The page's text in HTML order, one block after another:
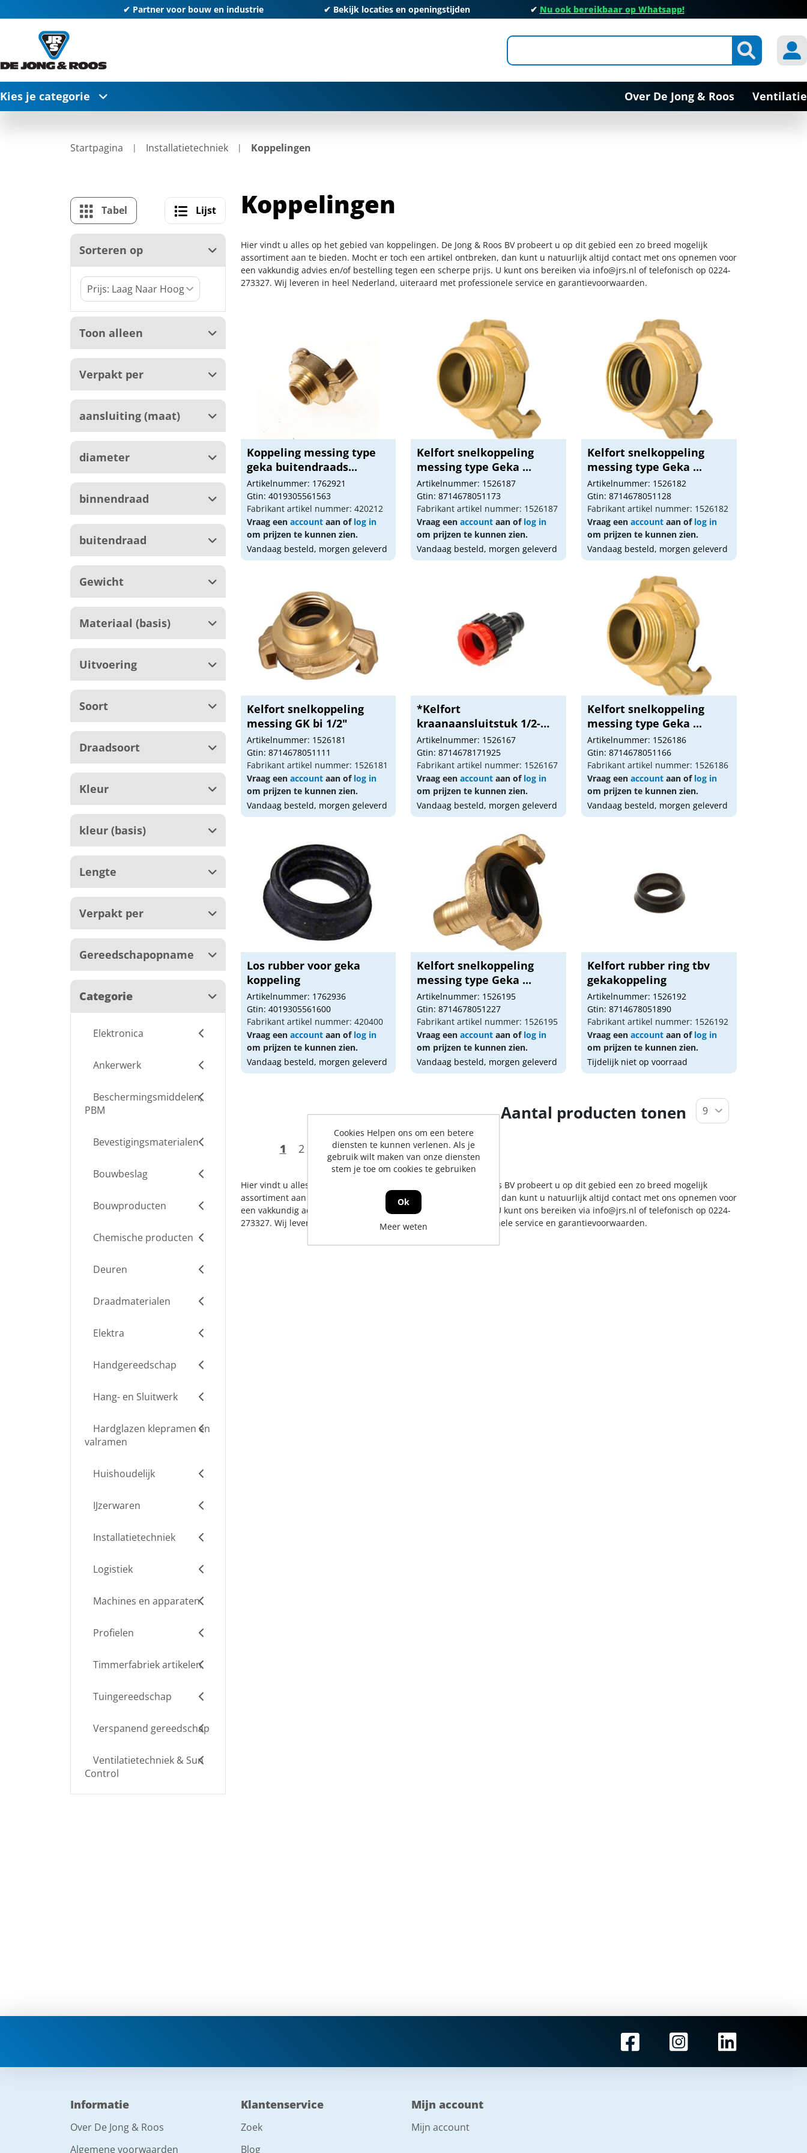
✔ Partner voor bouw en industrie ✔ Bekijk locaties en openingstijden ✔ Nu ook bereikbaar op Whatsapp!
Kies je categorie Over De Jong & Roos Ventilatie
Startpagina Installatietechniek Koppelingen
Tabel Lijst
Sorteren op
Toon alleen
Verpakt per
aansluiting (maat)
diameter
binnendraad
buitendraad
Gewicht
Materiaal (basis)
Uitvoering
Soort
Draadsoort
Kleur
kleur (basis)
Lengte
Verpakt per
Gereedschapopname
Categorie
Elektronica
Ankerwerk
Beschermingsmiddelen,
PBM
Bevestigingsmaterialen
Bouwbeslag
Bouwproducten
Chemische producten
Deuren
Draadmaterialen
Elektra
Handgereedschap
Hang- en Sluitwerk
Hardglazen klepramen en
valramen
Huishoudelijk
IJzerwaren
Installatietechniek
Logistiek
Machines en apparaten
Profielen
Timmerfabriek artikelen
Tuingereedschap
Verspanend gereedschap
Ventilatietechniek & Sun
Control
Koppelingen
Hier vindt u alles op het gebied van koppelingen. De Jong & Roos BV probeert u op dit gebied een zo breed mogelijk
assortiment aan te bieden. Mocht er toch een artikel ontbreken, dan kunt u natuurlijk altijd contact met ons opnemen voor
een vakkundig advies en/of bestelling tegen een scherpe prijs. U kunt ons bereiken via info@jrs.nl of telefonisch op 0224-
273327. Wij leveren in heel Nederland, uiteraard met professionele service en garantievoorwaarden.
Koppeling messing type
geka buitendraads...
Artikelnummer: 1762921
Gtin: 4019305561563
Fabrikant artikel nummer: 420212
Vraag een accountaan of log in
om prijzen te kunnen zien.
Vandaag besteld, morgen geleverd
Kelfort snelkoppeling
messing type Geka ...
Artikelnummer: 1526187
Gtin: 8714678051173
Fabrikant artikel nummer: 1526187
Vraag eenaccount aan of log in
om prijzen te kunnen zien.
Vandaag besteld, morgen geleverd
Kelfort snelkoppeling
messing type Geka ...
Artikelnummer: 1526182
Gtin: 8714678051128
Fabrikant artikel nummer: 1526182
Vraag eenaccount aan of log in
om prijzen te kunnen zien.
Vandaag besteld, morgen geleverd
Kelfort snelkoppeling
messing GK bi 1/2"
Artikelnummer: 1526181
Gtin: 8714678051111
Fabrikant artikel nummer: 1526181
Vraag een accountaan of log in
om prijzen te kunnen zien.
Vandaag besteld, morgen geleverd
*Kelfort
kraanaansluitstuk 1/2-
3/4"
Artikelnummer: 1526167
Gtin: 8714678171925
Fabrikant artikel nummer: 1526167
Vraag eenaccount aan of log in
om prijzen te kunnen zien.
Vandaag besteld, morgen geleverd
Kelfort snelkoppeling
messing type Geka ...
Artikelnummer: 1526186
Gtin: 8714678051166
Fabrikant artikel nummer: 1526186
Vraag eenaccount aan of log in
om prijzen te kunnen zien.
Vandaag besteld, morgen geleverd
Los rubber voor geka
koppeling
Artikelnummer: 1762936
Gtin: 4019305561600
Fabrikant artikel nummer: 420400
Vraag een accountaan of log in
om prijzen te kunnen zien.
Vandaag besteld, morgen geleverd
Kelfort snelkoppeling
messing type Geka ...
Artikelnummer: 1526195
Gtin: 8714678051227
Fabrikant artikel nummer: 1526195
Vraag eenaccount aan of log in
om prijzen te kunnen zien.
Vandaag besteld, morgen geleverd
Kelfort rubber ring tbv
gekakoppeling
Artikelnummer: 1526192
Gtin: 8714678051890
Fabrikant artikel nummer: 1526192
Vraag eenaccount aan of log in
om prijzen te kunnen zien.
Tijdelijk niet op voorraad
1 2 4 5
Aantal producten tonen
Hier vindt u alles op het gebied van koppelingen. De Jong & Roos BV probeert u op dit gebied een zo breed mogelijk
assortiment aan te bieden. Mocht er toch een artikel ontbreken, dan kunt u natuurlijk altijd contact met ons opnemen voor
een vakkundig advies en/of bestelling tegen een scherpe prijs. U kunt ons bereiken via info@jrs.nl of telefonisch op 0224-
273327. Wij leveren in heel Nederland, uiteraard met professionele service en garantievoorwaarden.
Informatie
Over De Jong & Roos
Algemene voorwaarden
Klantenservice
Zoek
Blog
Mijn account
Mijn account
Cookies Helpen ons om een betere
diensten te kunnen verlenen. Als je
gebruik wilt maken van onze diensten
stem je toe om cookies te gebruiken
Ok
Meer weten